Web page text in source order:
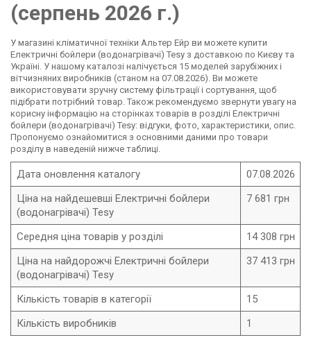
(серпень 2026 г.)
У магазині кліматичної техніки Альтер Ейр ви можете купити
Електричні бойлери (водонагрівачі) Tesy з доставкою по Києву та
Україні. У нашому каталозі налічується 15 моделей зарубіжних і
вітчизняних виробників (станом на 07.08.2026). Ви можете
використовувати зручну систему фільтрації і сортування, щоб
підібрати потрібний товар. Також рекомендуємо звернути увагу на
корисну інформацію на сторінках товарів в розділі Електричні
бойлери (водонагрівачі) Tesy: відгуки, фото, характеристики, опис.
Пропонуємо ознайомитися з основними даними про товари
розділу в наведеній нижче таблиці.
Дата оновлення каталогу
07.08.2026
Ціна на найдешевші Електричні бойлери
(водонагрівачі) Tesy
7 681 грн
Середня ціна товарів у розділі
14 308 грн
Ціна на найдорожчі Електричні бойлери
(водонагрівачі) Tesy
37 413 грн
Кількість товарів в категорії
15
Кількість виробників
1